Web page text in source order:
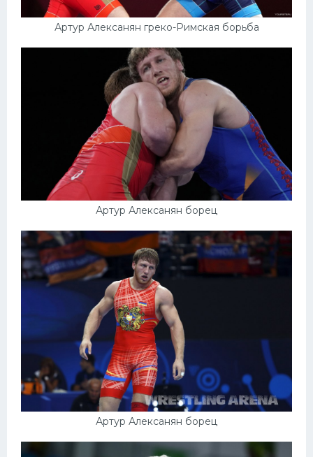
Артур Алексанян греко-Римская борьба
Артур Алексанян борец
Артур Алексанян борец